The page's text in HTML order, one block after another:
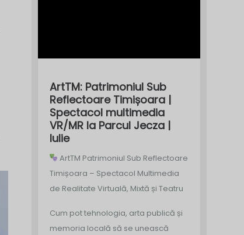
ArtTM: Patrimoniul Sub
Reflectoare Timișoara |
Spectacol multimedia
VR/MR la Parcul Jecza |
Iulie
ArtTM Patrimoniul Sub Reflectoare
Timișoara – Spectacol Multimedia
de Realitate Virtuală, Mixtă și Teatru
Cum pot tehnologia, arta publică și
memoria locală să se unească